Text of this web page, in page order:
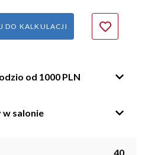
DO KALKULACJI
od 1000 PLN
salonie
40